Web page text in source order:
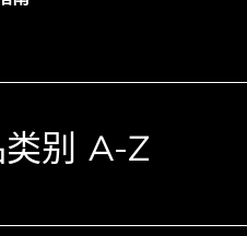
类别 A-Z